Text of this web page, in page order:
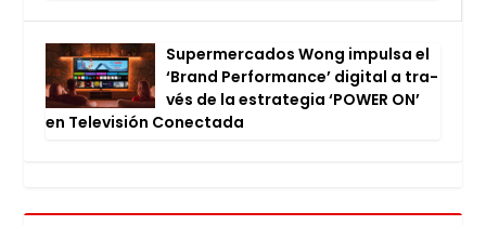
Super­mer­ca­dos Wong impul­sa el
‘Brand Per­for­man­ce’ digi­tal a tra­
vés de la estra­te­gia ‘POWER ON’
en Tele­vi­sión Conec­ta­da